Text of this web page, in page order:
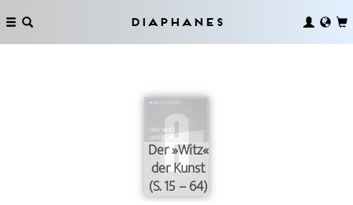
Diaphanes
Der »Witz«
der Kunst
(S. 15 – 64)